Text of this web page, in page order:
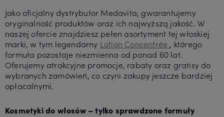
Jako oficjalny dystrybutor Medavita, gwarantujemy
oryginalność produktów oraz ich najwyższą jakość. W
naszej ofercie znajdziesz pełen asortyment tej włoskiej
marki, w tym legendarny Lotion Concentrée , którego
formuła pozostaje niezmienna od ponad 60 lat.
Oferujemy atrakcyjne promocje, rabaty oraz gratisy do
wybranych zamówień, co czyni zakupy jeszcze bardziej
opłacalnymi.
Kosmetyki do włosów – tylko sprawdzone formuły